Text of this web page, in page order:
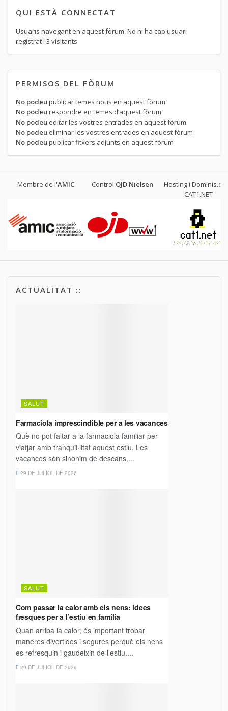
QUI ESTÀ CONNECTAT
Usuaris navegant en aquest fòrum: No hi ha cap usuari
registrat i 3 visitants
PERMISOS DEL FÒRUM
No podeu publicar temes nous en aquest fòrum
No podeu respondre en temes d’aquest fòrum
No podeu editar les vostres entrades en aquest fòrum
No podeu eliminar les vostres entrades en aquest fòrum
No podeu publicar fitxers adjunts en aquest fòrum
Membre de l'AMIC Control OJD Nielsen
Hosting i
CAT1.NET
ACTUALITAT ::